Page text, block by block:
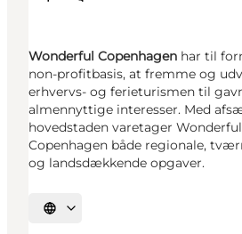
Wonderful Copenhagen har til
non-profitbasis, at fremme og
erhvervs- og ferieturismen til
almennyttige interesser. Med
hovedstaden varetager Wonderful
Copenhagen både regionale,
og landsdækkende opgaver.
Vælg sprog